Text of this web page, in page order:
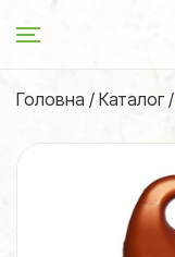
Головна / Каталог/